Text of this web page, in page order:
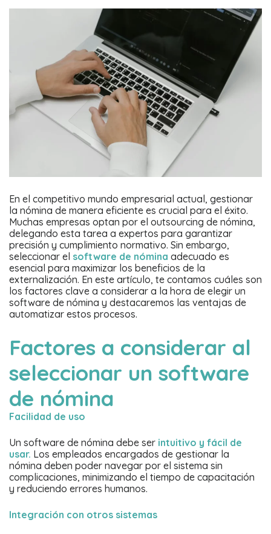
En el competitivo mundo empresarial actual, gestionar
la nómina de manera eficiente es crucial para el éxito.
Muchas empresas optan por el outsourcing de nómina,
delegando esta tarea a expertos para garantizar
precisión y cumplimiento normativo. Sin embargo,
seleccionar el software de nómina adecuado es
esencial para maximizar los beneficios de la
externalización. En este artículo, te contamos cuáles son
los factores clave a considerar a la hora de elegir un
software de nómina y destacaremos las ventajas de
automatizar estos procesos.
Factores a considerar al
seleccionar un software
de nómina
Facilidad de uso
Un software de nómina debe ser intuitivo y fácil de
usar. Los empleados encargados de gestionar la
nómina deben poder navegar por el sistema sin
complicaciones, minimizando el tiempo de capacitación
y reduciendo errores humanos.
Integración con otros sistemas